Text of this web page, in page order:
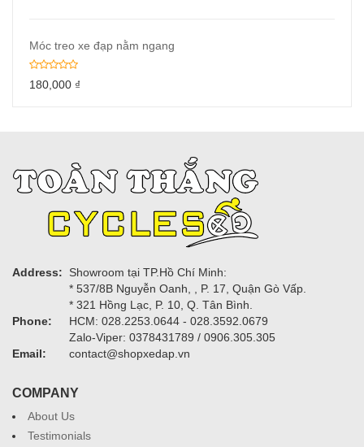
Móc treo xe đạp nằm ngang
180,000 ₫
Address:
Showroom tại TP.Hồ Chí Minh:
* 537/8B Nguyễn Oanh, , P. 17, Quận Gò Vấp.
* 321 Hồng Lạc, P. 10, Q. Tân Bình.
Phone:
HCM: 028.2253.0644 - 028.3592.0679
Zalo-Viper: 0378431789 / 0906.305.305
Email:
contact@shopxedap.vn
COMPANY
About Us
Testimonials